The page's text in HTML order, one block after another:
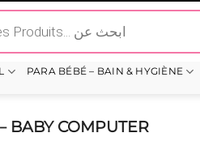
PARA BÉBÉ – BAIN & HYGIÈNE
BABY COMPUTER